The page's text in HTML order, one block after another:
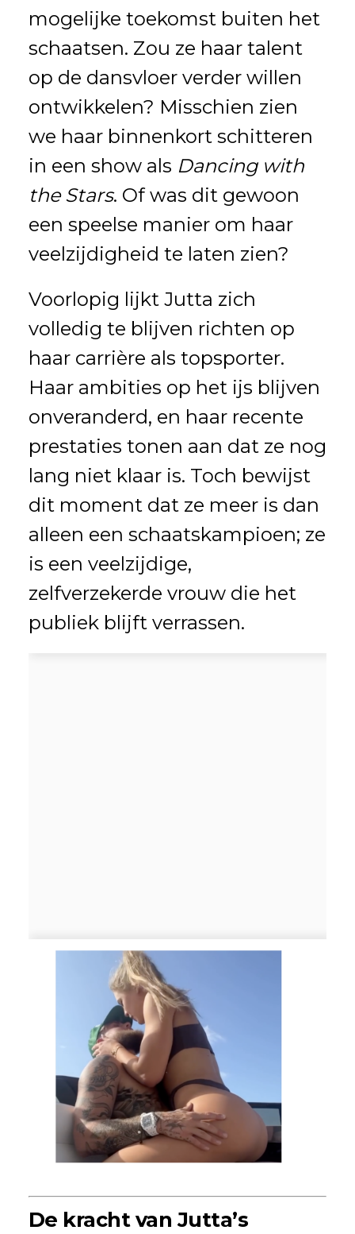
mogelijke toekomst buiten het
schaatsen. Zou ze haar talent
op de dansvloer verder willen
ontwikkelen? Misschien zien
we haar binnenkort schitteren
in een show als Dancing with
the Stars. Of was dit gewoon
een speelse manier om haar
veelzijdigheid te laten zien?
Voorlopig lijkt Jutta zich
volledig te blijven richten op
haar carrière als topsporter.
Haar ambities op het ijs blijven
onveranderd, en haar recente
prestaties tonen aan dat ze nog
lang niet klaar is. Toch bewijst
dit moment dat ze meer is dan
alleen een schaatskampioen; ze
is een veelzijdige,
zelfverzekerde vrouw die het
publiek blijft verrassen.
De kracht van Jutta’s